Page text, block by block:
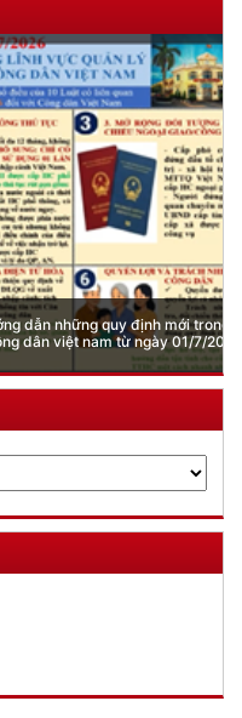
có điều kiện
việt nam từ ngày 01/7/2026